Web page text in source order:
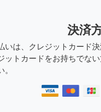
決済
いは、クレジットカード
ットカードをお持ちでな
。